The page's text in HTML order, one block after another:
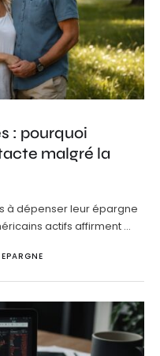
: pourquoi
malgré la
à dépenser leur épargne
actifs affirment …
EPARGNE